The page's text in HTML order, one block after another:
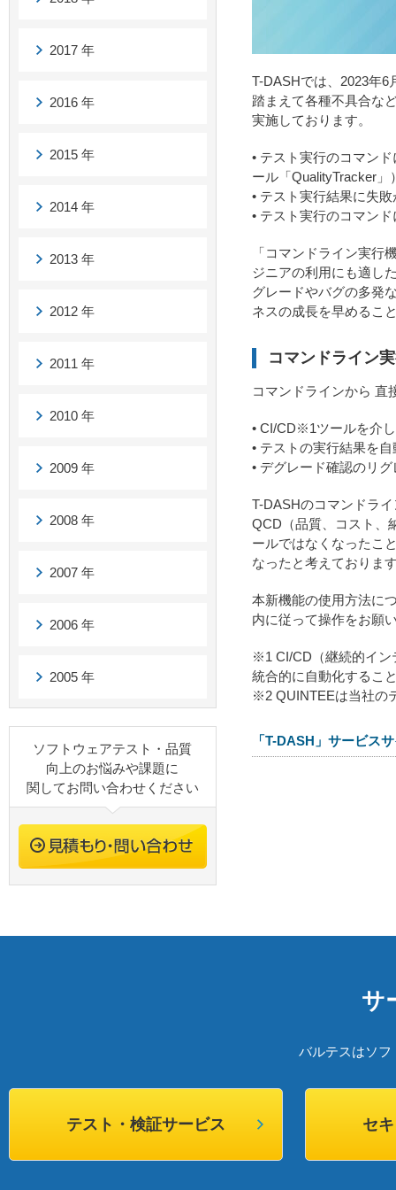
T-DASHでは、2023年
踏まえて各種不具合な
実施しております。
• テスト実行のコマン
ール「QualityTracker
• テスト実行結果に失
• テスト実行のコマン
「コマンドライン実行
ジニアの利用にも適し
グレードやバグの多発
ネスの成長を早めるこ
コマンドライン
コマンドラインから 直
• CI/CD※1ツールを介
• テストの実行結果を
• デグレード確認のリ
T-DASHのコマンドラ
QCD（品質、コスト、
ールではなくなったこ
なったと考えておりま
本新機能の使用方法に
内に従って操作をお願
※1 CI/CD（継続的イン
統合的に自動化するこ
※2 QUINTEEは当社の
「T-DASH」サービス
2017 年
2016 年
2015 年
2014 年
2013 年
2012 年
2011 年
2010 年
2009 年
2008 年
2007 年
2006 年
2005 年
ソフトウェアテスト・品質
向上のお悩みや課題に
関してお問い合わせください
サ
バルテスはソ
テスト・検証サービス セ